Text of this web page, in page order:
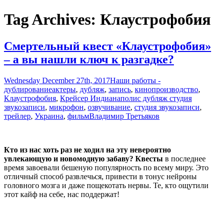
Tag Archives: Клаустрофобия
Смертельный квест «Клаустрофобия»
– а вы нашли ключ к разгадке?
Wednesday December 27th, 2017Наши работы -
дублированиеактеры, дубляж, запись, кинопроизводство,
Клаустрофобия, Крейсер Индианаполис дубляж студия
звукозаписи, микрофон, озвучивание, студия звукозаписи,
трейлер, Украина, фильмВладимир Третьяков
Кто из нас хоть раз не ходил на эту невероятно
увлекающую и новомодную забаву? Квесты в последнее
время завоевали бешеную популярность по всему миру. Это
отличный способ развлечься, привести в тонус нейроны
головного мозга и даже пощекотать нервы. Те, кто ощутили
этот кайф на себе, нас поддержат!